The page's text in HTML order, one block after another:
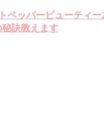
ペッパービューティ
秘訣教えます